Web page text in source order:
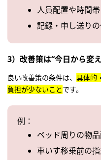
人員配置や時間
記録・申し送り
3）改善策は“今日から変
良い改善策の条件は、 具体的
負担が少ないことです。
例：
ベッド周りの物
車いす移乗前の